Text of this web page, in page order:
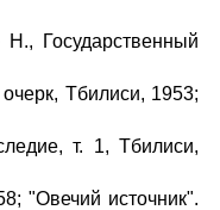
Государственный
Тбилиси, 1953;
т. 1, Тбилиси,
"Овечий источник".